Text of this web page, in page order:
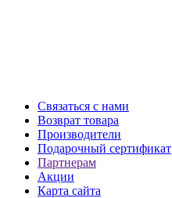
Связаться с нами
Возврат товара
Производители
Подарочный сертификат
Партнерам
Акции
Карта сайта